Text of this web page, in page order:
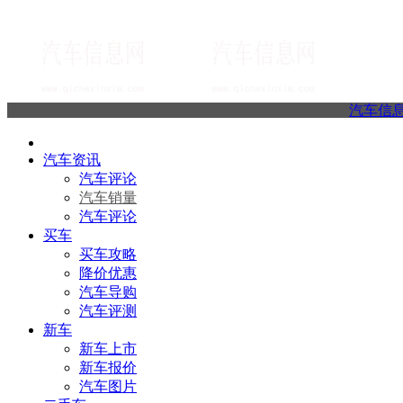
汽车信
汽车资讯
汽车评论
汽车销量
汽车评论
买车
买车攻略
降价优惠
汽车导购
汽车评测
新车
新车上市
新车报价
汽车图片